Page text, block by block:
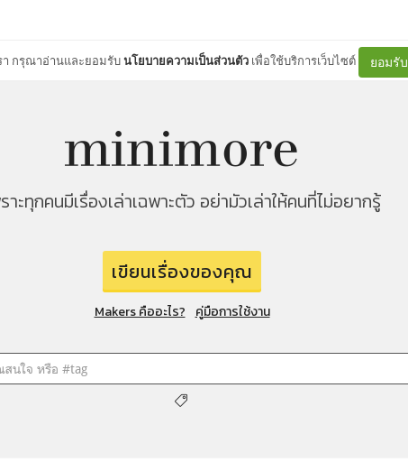
า กรุณาอ่านและยอมรับนโยบายความเป็นส่วนตัว เพื่อใช้บริการเว็บไซต์ ยอมรับ
าะทุกคนมีเรื่องเล่าเฉพาะตัว อย่ามัวเล่าให้คนที่ไม่อยากรู้
เขียนเรื่องของคุณ
Makers คืออะไร? คู่มือการใช้งาน